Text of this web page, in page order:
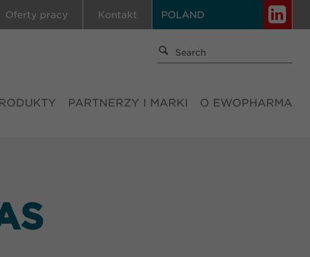
POLAND
Oferty pracy Kontakt
PARTNERZY I MARKI O EWOPHARMA